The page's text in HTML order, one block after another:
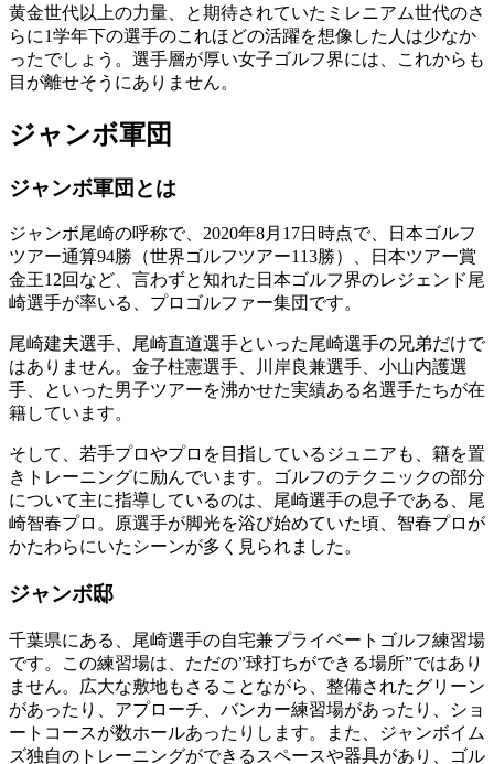
黄金世代以上の力量、と期待されていたミレニアム世代のさ
らに1学年下の選手のこれほどの活躍を想像した人は少なか
ったでしょう。選手層が厚い女子ゴルフ界には、これからも
目が離せそうにありません。
ジャンボ軍団
ジャンボ軍団とは
ジャンボ尾崎の呼称で、2020年8月17日時点で、日本ゴルフ
ツアー通算94勝（世界ゴルフツアー113勝）、日本ツアー賞
金王12回など、言わずと知れた日本ゴルフ界のレジェンド尾
崎選手が率いる、プロゴルファー集団です。
尾崎建夫選手、尾崎直道選手といった尾崎選手の兄弟だけで
はありません。金子柱憲選手、川岸良兼選手、小山内護選
手、といった男子ツアーを沸かせた実績ある名選手たちが在
籍しています。
そして、若手プロやプロを目指しているジュニアも、籍を置
きトレーニングに励んでいます。ゴルフのテクニックの部分
について主に指導しているのは、尾崎選手の息子である、尾
崎智春プロ。原選手が脚光を浴び始めていた頃、智春プロが
かたわらにいたシーンが多く見られました。
ジャンボ邸
千葉県にある、尾崎選手の自宅兼プライベートゴルフ練習場
です。この練習場は、ただの”球打ちができる場所”ではあり
ません。広大な敷地もさることながら、整備されたグリーン
があったり、アプローチ、バンカー練習場があったり、ショ
ートコースが数ホールあったりします。また、ジャンボイム
ズ独自のトレーニングができるスペースや器具があり、ゴル